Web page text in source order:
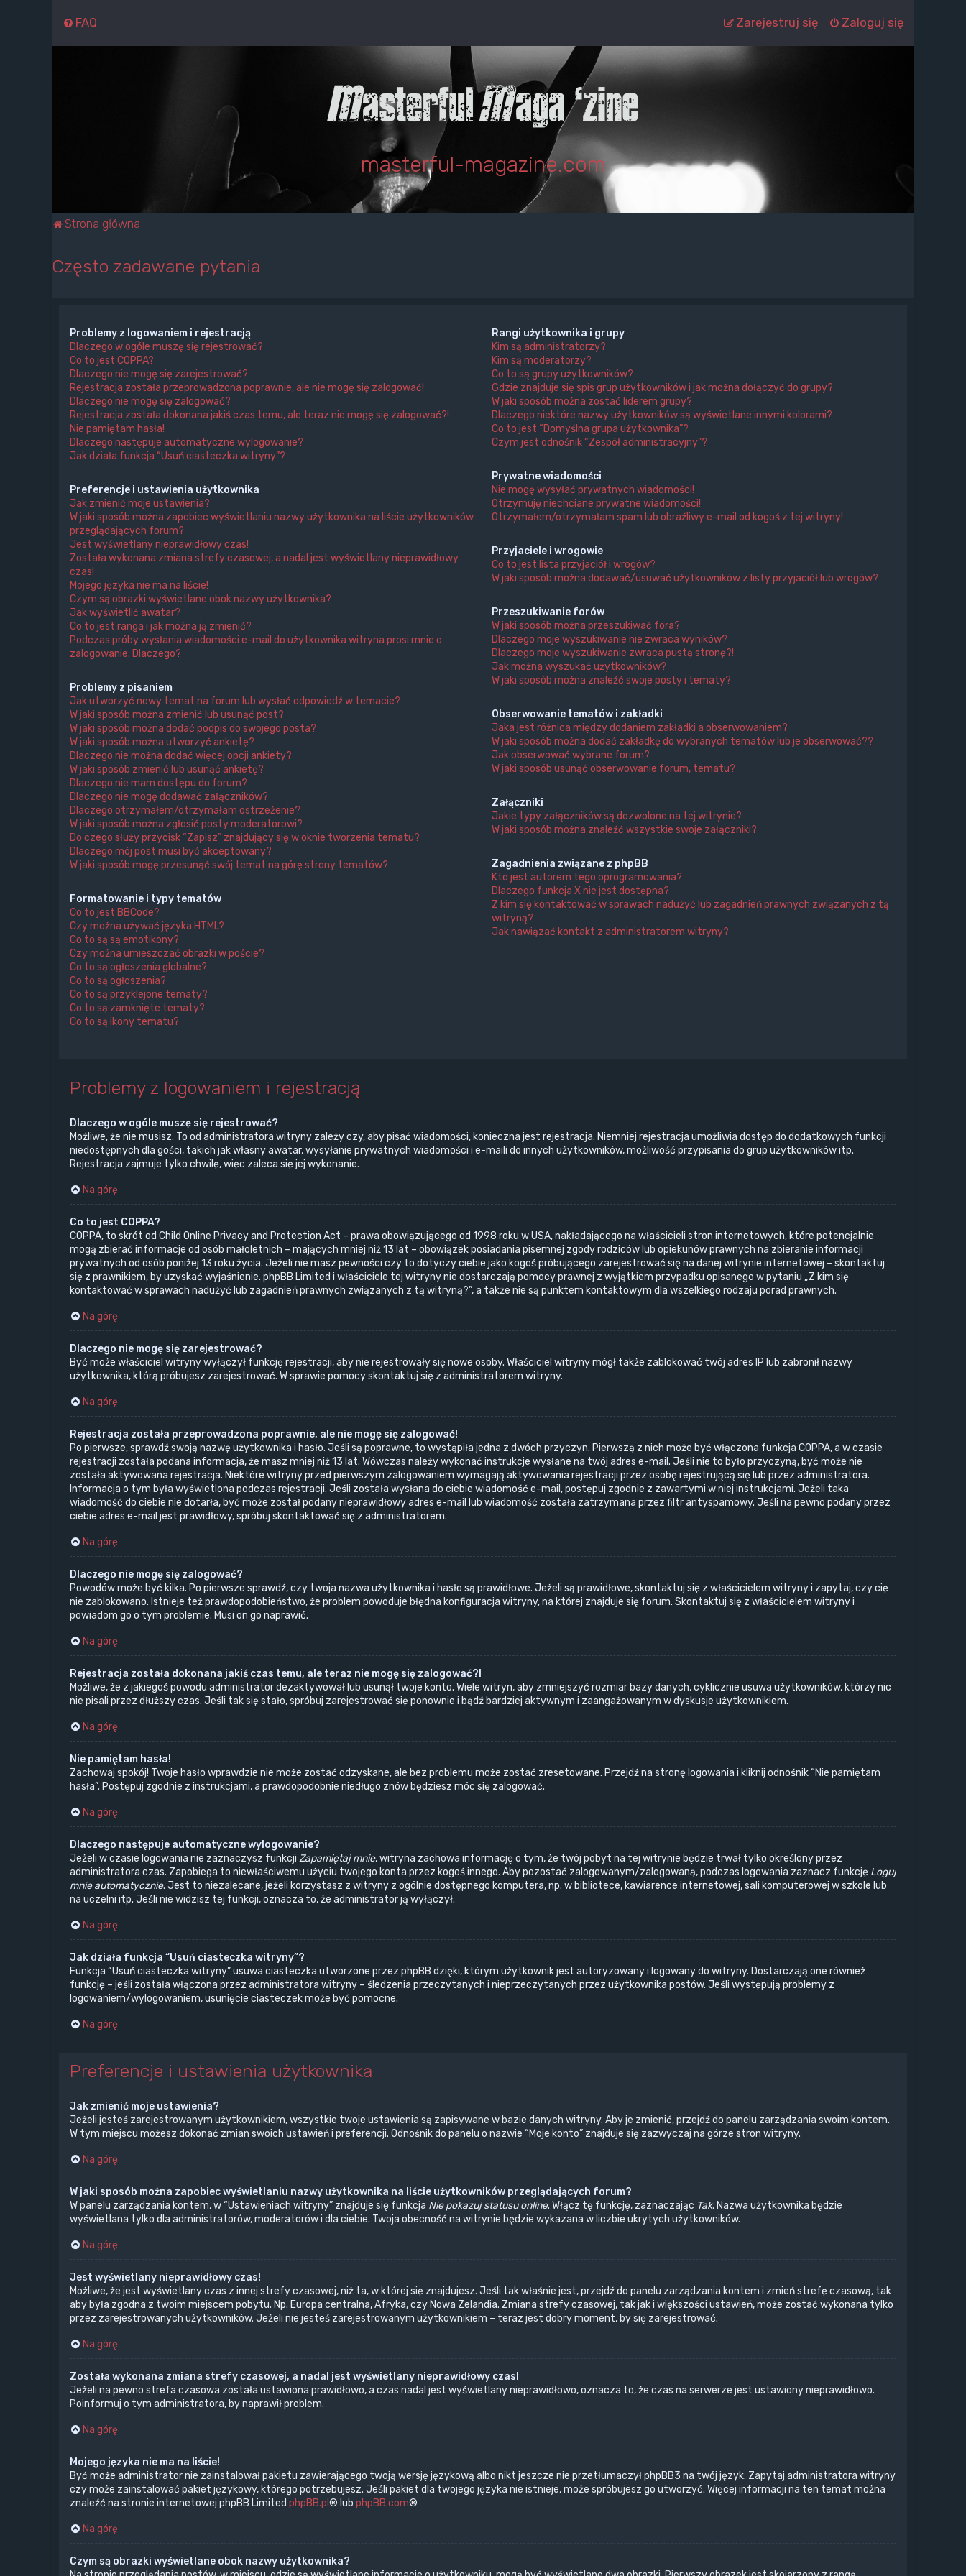
FAQ Zaloguj się
Zarejestruj się
masterful-magazine.com
Strona główna
Często zadawane pytania
Problemy z logowaniem i rejestracją
Dlaczego w ogóle muszę się rejestrować?
Co to jest COPPA?
Dlaczego nie mogę się zarejestrować?
Rejestracja została przeprowadzona poprawnie, ale nie mogę się zalogować!
Dlaczego nie mogę się zalogować?
Rejestracja została dokonana jakiś czas temu, ale teraz nie mogę się zalogować?!
Nie pamiętam hasła!
Dlaczego następuje automatyczne wylogowanie?
Jak działa funkcja “Usuń ciasteczka witryny”?
Preferencje i ustawienia użytkownika
Jak zmienić moje ustawienia?
W jaki sposób można zapobiec wyświetlaniu nazwy użytkownika na liście użytkowników
przeglądających forum?
Jest wyświetlany nieprawidłowy czas!
Została wykonana zmiana strefy czasowej, a nadal jest wyświetlany nieprawidłowy
czas!
Mojego języka nie ma na liście!
Czym są obrazki wyświetlane obok nazwy użytkownika?
Jak wyświetlić awatar?
Co to jest ranga i jak można ją zmienić?
Podczas próby wysłania wiadomości e-mail do użytkownika witryna prosi mnie o
zalogowanie. Dlaczego?
Problemy z pisaniem
Jak utworzyć nowy temat na forum lub wysłać odpowiedź w temacie?
W jaki sposób można zmienić lub usunąć post?
W jaki sposób można dodać podpis do swojego posta?
W jaki sposób można utworzyć ankietę?
Dlaczego nie można dodać więcej opcji ankiety?
W jaki sposób zmienić lub usunąć ankietę?
Dlaczego nie mam dostępu do forum?
Dlaczego nie mogę dodawać załączników?
Dlaczego otrzymałem/otrzymałam ostrzeżenie?
W jaki sposób można zgłosić posty moderatorowi?
Do czego służy przycisk “Zapisz” znajdujący się w oknie tworzenia tematu?
Dlaczego mój post musi być akceptowany?
W jaki sposób mogę przesunąć swój temat na górę strony tematów?
Formatowanie i typy tematów
Co to jest BBCode?
Czy można używać języka HTML?
Co to są są emotikony?
Czy można umieszczać obrazki w poście?
Co to są ogłoszenia globalne?
Co to są ogłoszenia?
Co to są przyklejone tematy?
Co to są zamknięte tematy?
Co to są ikony tematu?
Rangi użytkownika i grupy
Kim są administratorzy?
Kim są moderatorzy?
Co to są grupy użytkowników?
Gdzie znajduje się spis grup użytkowników i jak można dołączyć do grupy?
W jaki sposób można zostać liderem grupy?
Dlaczego niektóre nazwy użytkowników są wyświetlane innymi kolorami?
Co to jest “Domyślna grupa użytkownika”?
Czym jest odnośnik “Zespół administracyjny”?
Prywatne wiadomości
Nie mogę wysyłać prywatnych wiadomości!
Otrzymuję niechciane prywatne wiadomości!
Otrzymałem/otrzymałam spam lub obraźliwy e-mail od kogoś z tej witryny!
Przyjaciele i wrogowie
Co to jest lista przyjaciół i wrogów?
W jaki sposób można dodawać/usuwać użytkowników z listy przyjaciół lub wrogów?
Przeszukiwanie forów
W jaki sposób można przeszukiwać fora?
Dlaczego moje wyszukiwanie nie zwraca wyników?
Dlaczego moje wyszukiwanie zwraca pustą stronę?!
Jak można wyszukać użytkowników?
W jaki sposób można znaleźć swoje posty i tematy?
Obserwowanie tematów i zakładki
Jaka jest różnica między dodaniem zakładki a obserwowaniem?
W jaki sposób można dodać zakładkę do wybranych tematów lub je obserwować??
Jak obserwować wybrane forum?
W jaki sposób usunąć obserwowanie forum, tematu?
Załączniki
Jakie typy załączników są dozwolone na tej witrynie?
W jaki sposób można znaleźć wszystkie swoje załączniki?
Zagadnienia związane z phpBB
Kto jest autorem tego oprogramowania?
Dlaczego funkcja X nie jest dostępna?
Z kim się kontaktować w sprawach nadużyć lub zagadnień prawnych związanych z tą
witryną?
Jak nawiązać kontakt z administratorem witryny?
Problemy z logowaniem i rejestracją
Dlaczego w ogóle muszę się rejestrować?
Możliwe, że nie musisz. To od administratora witryny zależy czy, aby pisać wiadomości, konieczna jest rejestracja. Niemniej rejestracja umożliwia dostęp do dodatkowych funkcji
niedostępnych dla gości, takich jak własny awatar, wysyłanie prywatnych wiadomości i e-maili do innych użytkowników, możliwość przypisania do grup użytkowników itp.
Rejestracja zajmuje tylko chwilę, więc zaleca się jej wykonanie.
Na górę
Co to jest COPPA?
COPPA, to skrót od Child Online Privacy and Protection Act – prawa obowiązującego od 1998 roku w USA, nakładającego na właścicieli stron internetowych, które potencjalnie
mogą zbierać informacje od osób małoletnich – mających mniej niż 13 lat – obowiązek posiadania pisemnej zgody rodziców lub opiekunów prawnych na zbieranie informacji
prywatnych od osób poniżej 13 roku życia. Jeżeli nie masz pewności czy to dotyczy ciebie jako kogoś próbującego zarejestrować się na danej witrynie internetowej – skontaktuj
się z prawnikiem, by uzyskać wyjaśnienie. phpBB Limited i właściciele tej witryny nie dostarczają pomocy prawnej z wyjątkiem przypadku opisanego w pytaniu „Z kim się
kontaktować w sprawach nadużyć lub zagadnień prawnych związanych z tą witryną?”, a także nie są punktem kontaktowym dla wszelkiego rodzaju porad prawnych.
Na górę
Dlaczego nie mogę się zarejestrować?
Być może właściciel witryny wyłączył funkcję rejestracji, aby nie rejestrowały się nowe osoby. Właściciel witryny mógł także zablokować twój adres IP lub zabronił nazwy
użytkownika, którą próbujesz zarejestrować. W sprawie pomocy skontaktuj się z administratorem witryny.
Na górę
Rejestracja została przeprowadzona poprawnie, ale nie mogę się zalogować!
Po pierwsze, sprawdź swoją nazwę użytkownika i hasło. Jeśli są poprawne, to wystąpiła jedna z dwóch przyczyn. Pierwszą z nich może być włączona funkcja COPPA, a w czasie
rejestracji została podana informacja, że masz mniej niż 13 lat. Wówczas należy wykonać instrukcje wysłane na twój adres e-mail. Jeśli nie to było przyczyną, być może nie
została aktywowana rejestracja. Niektóre witryny przed pierwszym zalogowaniem wymagają aktywowania rejestracji przez osobę rejestrującą się lub przez administratora.
Informacja o tym była wyświetlona podczas rejestracji. Jeśli została wysłana do ciebie wiadomość e-mail, postępuj zgodnie z zawartymi w niej instrukcjami. Jeżeli taka
wiadomość do ciebie nie dotarła, być może został podany nieprawidłowy adres e-mail lub wiadomość została zatrzymana przez filtr antyspamowy. Jeśli na pewno podany przez
ciebie adres e-mail jest prawidłowy, spróbuj skontaktować się z administratorem.
Na górę
Dlaczego nie mogę się zalogować?
Powodów może być kilka. Po pierwsze sprawdź, czy twoja nazwa użytkownika i hasło są prawidłowe. Jeżeli są prawidłowe, skontaktuj się z właścicielem witryny i zapytaj, czy cię
nie zablokowano. Istnieje też prawdopodobieństwo, że problem powoduje błędna konfiguracja witryny, na której znajduje się forum. Skontaktuj się z właścicielem witryny i
powiadom go o tym problemie. Musi on go naprawić.
Na górę
Rejestracja została dokonana jakiś czas temu, ale teraz nie mogę się zalogować?!
Możliwe, że z jakiegoś powodu administrator dezaktywował lub usunął twoje konto. Wiele witryn, aby zmniejszyć rozmiar bazy danych, cyklicznie usuwa użytkowników, którzy nic
nie pisali przez dłuższy czas. Jeśli tak się stało, spróbuj zarejestrować się ponownie i bądź bardziej aktywnym i zaangażowanym w dyskusje użytkownikiem.
Na górę
Nie pamiętam hasła!
Zachowaj spokój! Twoje hasło wprawdzie nie może zostać odzyskane, ale bez problemu może zostać zresetowane. Przejdź na stronę logowania i kliknij odnośnik “Nie pamiętam
hasła”. Postępuj zgodnie z instrukcjami, a prawdopodobnie niedługo znów będziesz móc się zalogować.
Na górę
Dlaczego następuje automatyczne wylogowanie?
Jeżeli w czasie logowania nie zaznaczysz funkcji Zapamiętaj mnie, witryna zachowa informację o tym, że twój pobyt na tej witrynie będzie trwał tylko określony przez
administratora czas. Zapobiega to niewłaściwemu użyciu twojego konta przez kogoś innego. Aby pozostać zalogowanym/zalogowaną, podczas logowania zaznacz funkcję Loguj
mnie automatycznie. Jest to niezalecane, jeżeli korzystasz z witryny z ogólnie dostępnego komputera, np. w bibliotece, kawiarence internetowej, sali komputerowej w szkole lub
na uczelni itp. Jeśli nie widzisz tej funkcji, oznacza to, że administrator ją wyłączył.
Na górę
Jak działa funkcja “Usuń ciasteczka witryny”?
Funkcja “Usuń ciasteczka witryny” usuwa ciasteczka utworzone przez phpBB dzięki, którym użytkownik jest autoryzowany i logowany do witryny. Dostarczają one również
funkcję – jeśli została włączona przez administratora witryny – śledzenia przeczytanych i nieprzeczytanych przez użytkownika postów. Jeśli występują problemy z
logowaniem/wylogowaniem, usunięcie ciasteczek może być pomocne.
Na górę
Preferencje i ustawienia użytkownika
Jak zmienić moje ustawienia?
Jeżeli jesteś zarejestrowanym użytkownikiem, wszystkie twoje ustawienia są zapisywane w bazie danych witryny. Aby je zmienić, przejdź do panelu zarządzania swoim kontem.
W tym miejscu możesz dokonać zmian swoich ustawień i preferencji. Odnośnik do panelu o nazwie “Moje konto” znajduje się zazwyczaj na górze stron witryny.
Na górę
W jaki sposób można zapobiec wyświetlaniu nazwy użytkownika na liście użytkowników przeglądających forum?
W panelu zarządzania kontem, w “Ustawieniach witryny” znajduje się funkcja Nie pokazuj statusu online. Włącz tę funkcję, zaznaczając Tak. Nazwa użytkownika będzie
wyświetlana tylko dla administratorów, moderatorów i dla ciebie. Twoja obecność na witrynie będzie wykazana w liczbie ukrytych użytkowników.
Na górę
Jest wyświetlany nieprawidłowy czas!
Możliwe, że jest wyświetlany czas z innej strefy czasowej, niż ta, w której się znajdujesz. Jeśli tak właśnie jest, przejdź do panelu zarządzania kontem i zmień strefę czasową, tak
aby była zgodna z twoim miejscem pobytu. Np. Europa centralna, Afryka, czy Nowa Zelandia. Zmiana strefy czasowej, tak jak i większości ustawień, może zostać wykonana tylko
przez zarejestrowanych użytkowników. Jeżeli nie jesteś zarejestrowanym użytkownikiem – teraz jest dobry moment, by się zarejestrować.
Na górę
Została wykonana zmiana strefy czasowej, a nadal jest wyświetlany nieprawidłowy czas!
Jeżeli na pewno strefa czasowa została ustawiona prawidłowo, a czas nadal jest wyświetlany nieprawidłowo, oznacza to, że czas na serwerze jest ustawiony nieprawidłowo.
Poinformuj o tym administratora, by naprawił problem.
Na górę
Mojego języka nie ma na liście!
Być może administrator nie zainstalował pakietu zawierającego twoją wersję językową albo nikt jeszcze nie przetłumaczył phpBB3 na twój język. Zapytaj administratora witryny
czy może zainstalować pakiet językowy, którego potrzebujesz. Jeśli pakiet dla twojego języka nie istnieje, może spróbujesz go utworzyć. Więcej informacji na ten temat można
znaleźć na stronie internetowej phpBB Limited phpBB.pl ® lub phpBB.com®
Na górę
Czym są obrazki wyświetlane obok nazwy użytkownika?